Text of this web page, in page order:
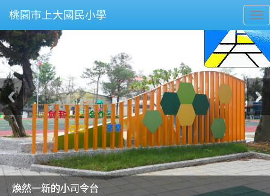
桃園市上大國民小學
美麗的操場是我們活力的來源
美麗的操場是我們活力的來源
煥然一新的小司令台
煥然一新的小司令台
富含桃園埤塘田園風光意象的中廊
富含桃園埤塘田園風光意象的中廊
嶄新的中庭廣場
嶄新的中庭廣場
水生池生生不息
水生池生生不息